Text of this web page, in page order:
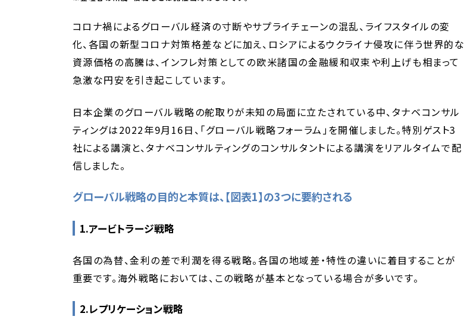
コロナ禍によるグローバル経済の寸断やサプライチェーンの混乱、ライフスタイルの変
化、各国の新型コロナ対策格差などに加え、ロシアによるウクライナ侵攻に伴う世界的な
資源価格の高騰は、インフレ対策としての欧米諸国の金融緩和収束や利上げも相まって
急激な円安を引き起こしています。
日本企業のグローバル戦略の舵取りが未知の局面に立たされている中、タナベコンサル
ティングは2022年9月16日、「グローバル戦略フォーラム」を開催しました。特別ゲスト3
社による講演と、タナベコンサルティングのコンサルタントによる講演をリアルタイムで配
信しました。
グローバル戦略の目的と本質は、【図表1】の3つに要約される
1.アービトラージ戦略
各国の為替、金利の差で利潤を得る戦略。各国の地域差・特性の違いに着目することが
重要です。海外戦略においては、この戦略が基本となっている場合が多いです。
2.レプリケーション戦略